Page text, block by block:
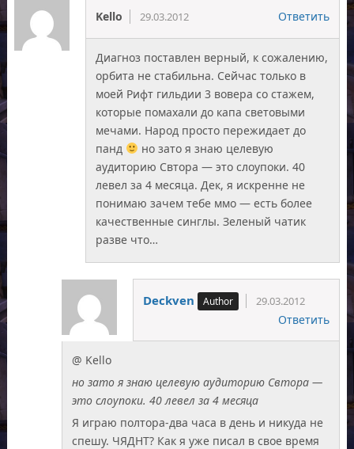
Kello 29.03.2012 Ответить
Диагноз поставлен верный, к сожалению,
орбита не стабильна. Сейчас только в
моей Рифт гильдии 3 вовера со стажем,
которые помахали до капа световыми
мечами. Народ просто пережидает до
панд
но зато я знаю целевую
аудиторию Свтора — это слоупоки. 40
левел за 4 месяца. Дек, я искренне не
понимаю зачем тебе ммо — есть более
качественные синглы. Зеленый чатик
разве что…
Deckven 29.03.2012
Ответить
@ Kello
но зато я знаю целевую аудиторию Свтора —
это слоупоки. 40 левел за 4 месяца
Я играю полтора-два часа в день и никуда не
спешу. ЧЯДНТ? Как я уже писал в свое время